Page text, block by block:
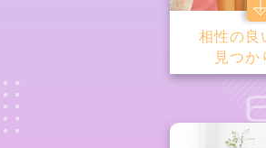
相性の良
見つか